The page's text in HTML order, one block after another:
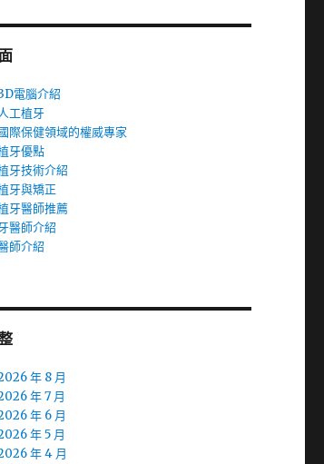
電腦介紹
工植牙
際保健領域的權威專家
牙優點
牙技術介紹
牙與矯正
牙醫師推薦
醫師介紹
師介紹
年 8 月
年 7 月
年 6 月
年 5 月
年 4 月